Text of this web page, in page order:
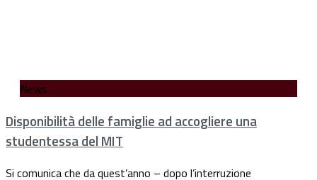
News
Disponibilità delle famiglie ad accogliere una
studentessa del MIT
Si comunica che da quest’anno – dopo l’interruzione